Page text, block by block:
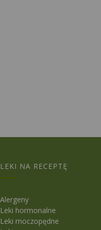
LEKI NA RECEPTĘ
Alergeny
Leki hormonalne
Leki moczopędne